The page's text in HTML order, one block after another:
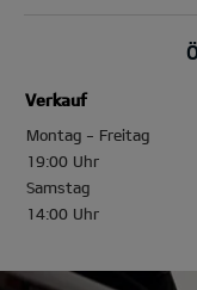
Verkauf
Montag - Freitag
19:00 Uhr
Samstag
14:00 Uhr